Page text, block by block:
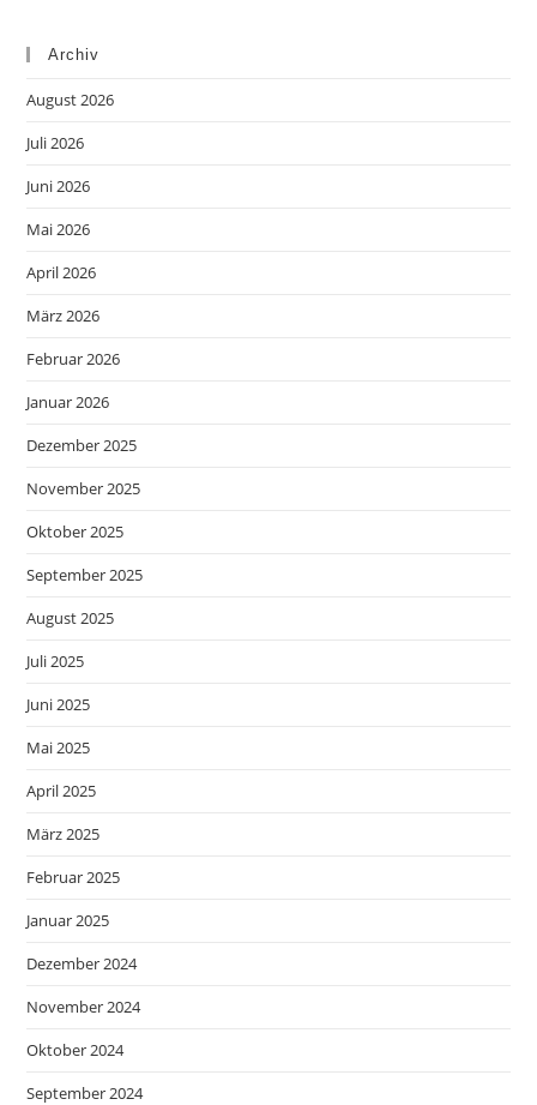
Archiv
August 2026
Juli 2026
Juni 2026
Mai 2026
April 2026
März 2026
Februar 2026
Januar 2026
Dezember 2025
November 2025
Oktober 2025
September 2025
August 2025
Juli 2025
Juni 2025
Mai 2025
April 2025
März 2025
Februar 2025
Januar 2025
Dezember 2024
November 2024
Oktober 2024
September 2024